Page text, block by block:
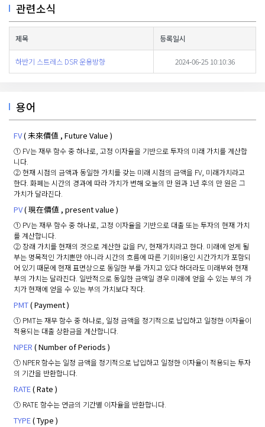
관련소식
제목 등록일시
하반기 스트레스 DSR 운용방향 2024-06-25 10:10:36
용어
FV( 未來價値 , Future Value )
① FV는 재무 함수 중 하나로, 고정 이자율을 기반으로 투자의 미래 가치를 계산합
니다.
② 현재 시점의 금액과 동일한 가치를 갖는 미래 시점의 금액을 FV, 미래가치라고
한다. 화폐는 시간의 경과에 따라 가치가 변해 오늘의 만 원과 1년 후의 만 원은 그
가치가 달라진다.
PV( 現在價値 , present value )
① PV는 재무 함수 중 하나로, 고정 이자율을 기반으로 대출 또는 투자의 현재 가치
를 계산합니다.
② 장래 가치를 현재의 것으로 계산한 값을 PV, 현재가치라고 한다. 미래에 얻게 될
부는 명목적인 가치뿐만 아니라 시간의 흐름에 따른 기회비용인 시간가치가 포함되
어 있기 때문에 현재 표면상으로 동일한 부를 가지고 있다 하더라도 미래부와 현재
부의 가치는 달라진다. 일반적으로 동일한 금액일 경우 미래에 얻을 수 있는 부의 가
치가 현재에 얻을 수 있는 부의 가치보다 작다.
PMT( Payment )
① PMT는 재무 함수 중 하나로, 일정 금액을 정기적으로 납입하고 일정한 이자율이
적용되는 대출 상환금을 계산합니다.
NPER ( Number of Periods )
① NPER 함수는 일정 금액을 정기적으로 납입하고 일정한 이자율이 적용되는 투자
의 기간을 반환합니다.
RATE( Rate )
① RATE 함수는 연금의 기간별 이자율을 반환합니다.
TYPE( Type )